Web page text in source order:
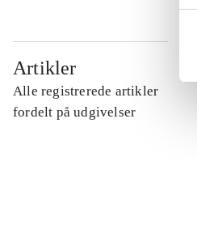
Artikler
Alle registrerede artikler
fordelt på udgivelser